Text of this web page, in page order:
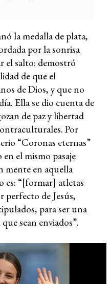
la medalla de plata,
por la sonrisa
el salto: demostró
de que el
de Dios, y que no
Ella se dio cuenta de
de paz y libertad
Por
“Coronas eternas”
el mismo pasaje
mente en aquella
es: “[formar] atletas
perfecto de Jesús,
para ser una
sean enviados”.